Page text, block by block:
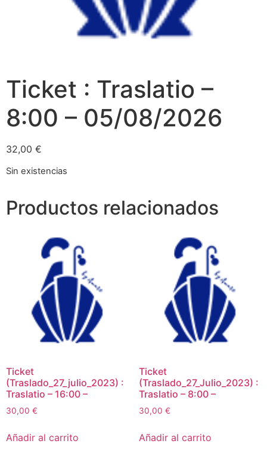
Ticket : Traslatio –
8:00 – 05/08/2026
32,00 €
Sin existencias
Productos relacionados
Ticket
(Traslado_27_julio_2023) :
Traslatio – 16:00 –
30,00 €
Añadir al carrito
Ticket
(Traslado_27_Julio_2023) :
Traslatio – 8:00 –
30,00 €
Añadir al carrito